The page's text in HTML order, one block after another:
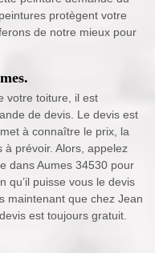
protègent votre
de notre mieux pour
votre toiture, il est
de devis. Le devis est
à connaître le prix, la
prévoir. Alors, appelez
dans Aumes 34530 pour
qu’il puisse vous le devis
maintenant que chez Jean
est toujours gratuit.